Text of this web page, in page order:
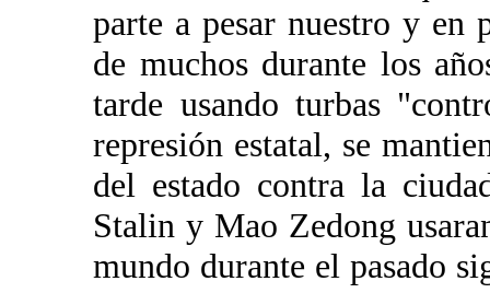
parte a pesar nuestro y en
de muchos durante los
tarde usando turbas
represión estatal, se
del estado contra la
Stalin y Mao Zedong
mundo durante el pasado